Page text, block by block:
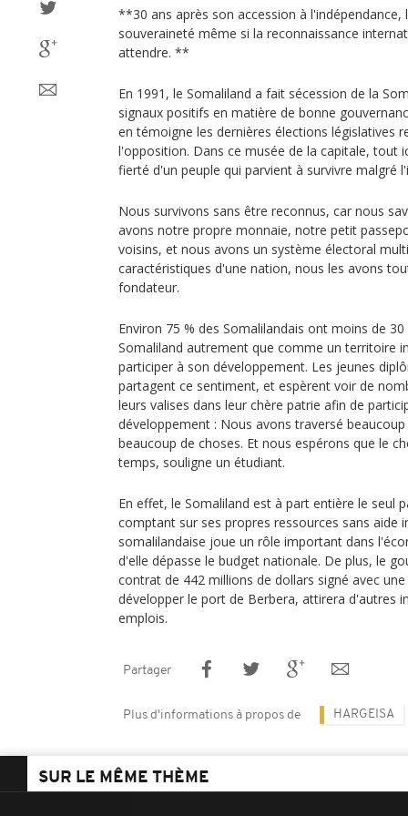
**30 ans après son accession à l'indépendance,
souveraineté même si la reconnaissance
attendre. **
En 1991, le Somaliland a fait sécession de la
signaux positifs en matière de bonne
en témoigne les dernières élections législatives
l'opposition. Dans ce musée de la capitale, tout
fierté d'un peuple qui parvient à survivre malgré
Nous survivons sans être reconnus, car nous
avons notre propre monnaie, notre petit
voisins, et nous avons un système électoral
caractéristiques d'une nation, nous les avons
fondateur.
Environ 75 % des Somalilandais ont moins de
Somaliland autrement que comme un territoire
participer à son développement. Les jeunes
partagent ce sentiment, et espèrent voir de
leurs valises dans leur chère patrie afin de
développement : Nous avons traversé
beaucoup de choses. Et nous espérons que le
temps, souligne un étudiant.
En effet, le Somaliland est à part entière le seul
comptant sur ses propres ressources sans aide
somalilandaise joue un rôle important dans
d'elle dépasse le budget nationale. De plus, le
contrat de 442 millions de dollars signé avec
développer le port de Berbera, attirera d'autres
emplois.
Partager
Plus d'informations à propos de HARGEISA
SUR LE MÊME THÈME